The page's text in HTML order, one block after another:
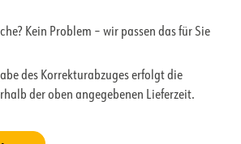
Kein Problem – wir passen das für Sie
des Korrekturabzuges erfolgt die
der oben angegebenen Lieferzeit.